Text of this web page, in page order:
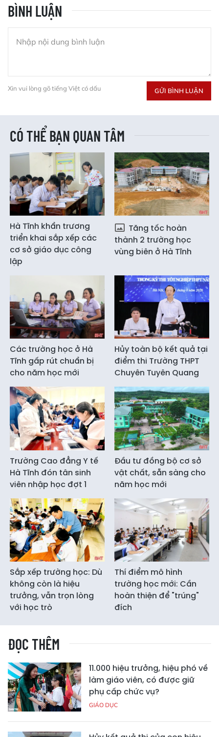
BÌNH LUẬN
Xin vui lòng gõ tiếng Việt có dấu GỬI BÌNH LUẬN
CÓ THỂ BẠN QUAN TÂM
Hà Tĩnh khẩn trương
triển khai sắp xếp các
cơ sở giáo dục công
lập
Tăng tốc hoàn
thành 2 trường học
vùng biên ở Hà Tĩnh
Các trường học ở Hà
Tĩnh gấp rút chuẩn bị
cho năm học mới
Hủy toàn bộ kết quả tại
điểm thi Trường THPT
Chuyên Tuyên Quang
Trường Cao đẳng Y tế
Hà Tĩnh đón tân sinh
viên nhập học đợt 1
Đầu tư đồng bộ cơ sở
vật chất, sẵn sàng cho
năm học mới
Sắp xếp trường học: Dù
không còn là hiệu
trưởng, vẫn trọn lòng
với học trò
Thí điểm mô hình
trường học mới: Cần
hoàn thiện để "trúng"
đích
ĐỌC THÊM
11.000 hiệu trưởng, hiệu phó về
làm giáo viên, có được giữ
phụ cấp chức vụ?
GIÁO DỤC